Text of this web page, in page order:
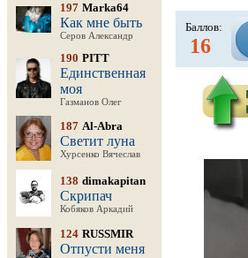
197 Marka64
Как мне быть
Серов Александр
190 PITT
Единственная
моя
Газманов Олег
187 Al-Abra
Светит луна
Хурсенко Вячеслав
138 dimakapitan
Скрипач
Кобяков Аркадий
124 RUSSMIR
Отпусти меня
Баллов:
16